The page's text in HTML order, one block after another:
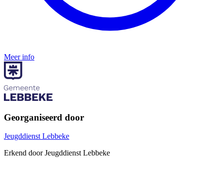
Meer info
Georganiseerd door
Jeugddienst Lebbeke
Erkend door Jeugddienst Lebbeke